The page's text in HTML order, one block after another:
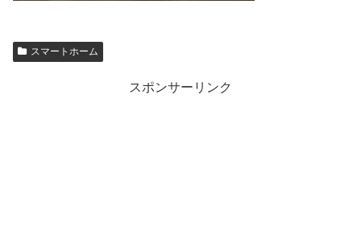
スマートホーム
スポンサーリンク